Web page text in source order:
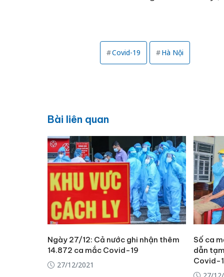
Covid-19 Hà Nội
Bài liên quan
Ngày 27/12: Cả nước ghi nhận thêm
14.872 ca mắc Covid-19
27/12/2021
Số ca
dẫn
Covid-